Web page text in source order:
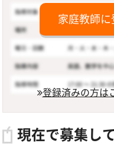
家庭教師に
登録済みの方は
現在で募集し